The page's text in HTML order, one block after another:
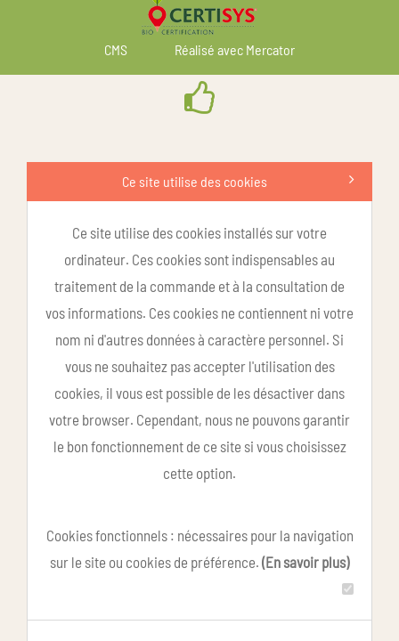
CMS Réalisé avec Mercator
Ce site utilise des cookies
Ce site utilise des cookies installés sur votre
ordinateur. Ces cookies sont indispensables au
traitement de la commande et à la consultation de
vos informations. Ces cookies ne contiennent ni votre
nom ni d'autres données à caractère personnel. Si
vous ne souhaitez pas accepter l'utilisation des
cookies, il vous est possible de les désactiver dans
votre browser. Cependant, nous ne pouvons garantir
le bon fonctionnement de ce site si vous choisissez
cette option.
Cookies fonctionnels : nécessaires pour la navigation
sur le site ou cookies de préférence. (En savoir plus)